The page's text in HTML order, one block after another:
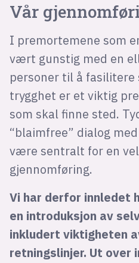
Vår
I premortemene som
vært gunstig med en
personer til å fasilitere
trygghet er et viktig
som skal finne sted.
“blaimfree” dialog
være sentralt for en
gjennomføring.
Vi har derfor innledet
en introduksjon av
inkludert viktigheten
retningslinjer. Ut over